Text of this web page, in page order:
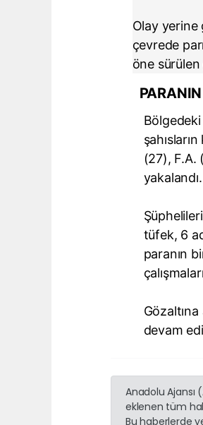
Olay yerine
çevrede
öne sürülen
(27), F.A.
yakalandı.
tüfek, 6
paranın
devam
Anadolu Ajansı
eklenen tüm
Bu haberlerde